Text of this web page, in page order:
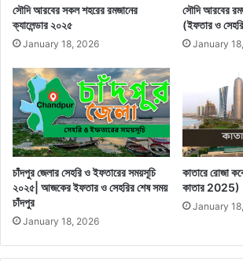
সৌদি আরবের সকল শহরের রমজানের
ক্যালেন্ডার ২০২৫
January 18, 2026
সৌদি আরবের
(ইফতার ও
January
চাঁদপুর জেলার সেহরি ও ইফতারের সময়সূচি
২০২৫| আজকের ইফতার ও সেহরির শেষ সময়
চাঁদপুর
January 18, 2026
কাতারে রোজা
কাতার 2025)
January